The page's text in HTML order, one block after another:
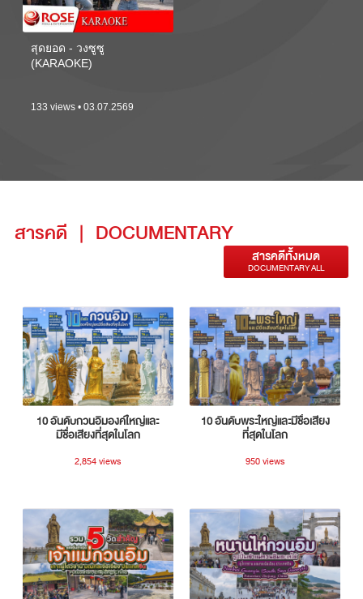
สุดยอด - วงซูซู
(KARAOKE)
133 views • 03.07.2569
สารคดี | DOCUMENTARY
สารคดีทั้งหมด
DOCUMENTARY ALL
10 อันดับกวนอิมองค์ใหญ่และ
มีชื่อเสียงที่สุดในโลก
2,854 views
10 อันดับพระใหญ่และมีชื่อเสียง
ที่สุดในโลก
950 views